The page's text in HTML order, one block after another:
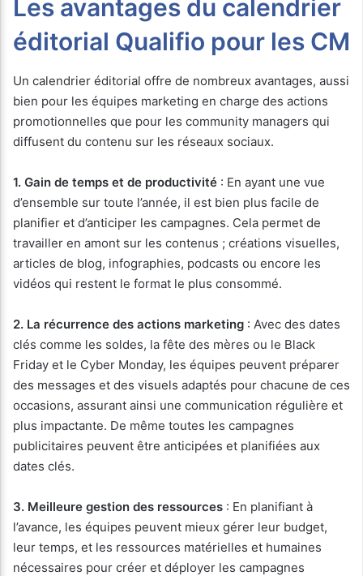
Les avantages du calendrier
éditorial Qualifio pour les CM
Un calendrier éditorial offre de nombreux avantages, aussi
bien pour les équipes marketing en charge des actions
promotionnelles que pour les community managers qui
diffusent du contenu sur les réseaux sociaux.
1. Gain de temps et de productivité : En ayant une vue
d’ensemble sur toute l’année, il est bien plus facile de
planifier et d’anticiper les campagnes. Cela permet de
travailler en amont sur les contenus ; créations visuelles,
articles de blog, infographies, podcasts ou encore les
vidéos qui restent le format le plus consommé.
2. La récurrence des actions marketing : Avec des dates
clés comme les soldes, la fête des mères ou le Black
Friday et le Cyber Monday, les équipes peuvent préparer
des messages et des visuels adaptés pour chacune de ces
occasions, assurant ainsi une communication régulière et
plus impactante. De même toutes les campagnes
publicitaires peuvent être anticipées et planifiées aux
dates clés.
3. Meilleure gestion des ressources : En planifiant à
l’avance, les équipes peuvent mieux gérer leur budget,
leur temps, et les ressources matérielles et humaines
nécessaires pour créer et déployer les campagnes